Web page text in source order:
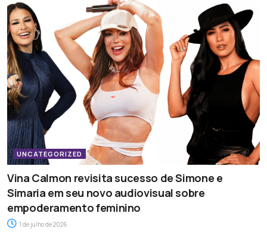
UNCATEGORIZED
Vina Calmon revisita sucesso de Simone e
Simaria em seu novo audiovisual sobre
empoderamento feminino
1 de julho de 2026